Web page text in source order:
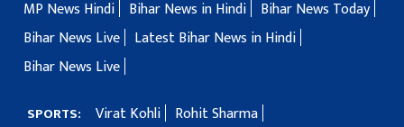
MP News Hindi
Bihar News in Hindi
Bihar News Today
Bihar News Live
Latest Bihar News in Hindi
Bihar News Live
SPORTS: Virat Kohli
Rohit Sharma